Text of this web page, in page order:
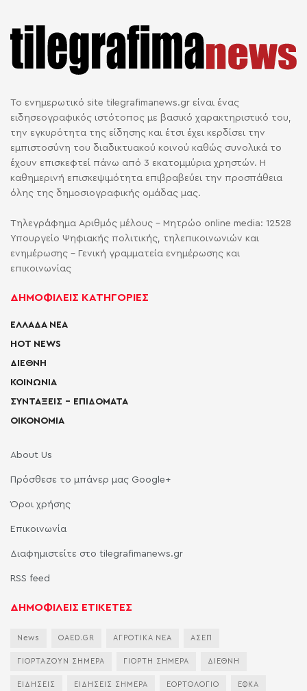
Το ενημερωτικό site tilegrafimanews.gr είναι ένας
ειδησεογραφικός ιστότοπος με βασικό χαρακτηριστικό του,
την εγκυρότητα της είδησης και έτσι έχει κερδίσει την
εμπιστοσύνη του διαδικτυακού κοινού καθώς συνολικά το
έχουν επισκεφτεί πάνω από 3 εκατομμύρια χρηστών. Η
καθημερινή επισκεψιμότητα επιβραβεύει την προσπάθεια
όλης της δημοσιογραφικής ομάδας μας.
Τηλεγράφημα Αριθμός μέλους - Μητρώο online media: 12528
Υπουργείο Ψηφιακής πολιτικής, τηλεπικοινωνιών και
ενημέρωσης - Γενική γραμματεία ενημέρωσης και
επικοινωνίας
ΔΗΜΟΦΙΛΕΙΣ ΚΑΤΗΓΟΡΙΕΣ
ΕΛΛΑΔΑ ΝΕΑ
HOT NEWS
ΔΙΕΘΝΗ
ΚΟΙΝΩΝΙΑ
ΣΥΝΤΑΞΕΙΣ – ΕΠΙΔΟΜΑΤΑ
ΟΙΚΟΝΟΜΙΑ
About Us
Πρόσθεσε το μπάνερ μας Google+
Όροι χρήσης
Επικοινωνία
Διαφημιστείτε στο tilegrafimanews.gr
RSS feed
ΔΗΜΟΦΙΛΕΙΣ ΕΤΙΚΕΤΕΣ
News OAED.GR ΑΓΡΟΤΙΚΑ ΝΕΑ ΑΣΕΠ
ΓΙΟΡΤΑΖΟΥΝ ΣΗΜΕΡΑ ΓΙΟΡΤΗ ΣΗΜΕΡΑ ΔΙΕΘΝΗ
ΕΙΔΗΣΕΙΣ ΕΙΔΗΣΕΙΣ ΣΗΜΕΡΑ ΕΟΡΤΟΛΟΓΙΟ ΕΦΚΑ